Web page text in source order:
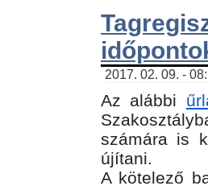
2017. 02. 09. -
Az alábbi
számára is
újítani.
​A kötelező